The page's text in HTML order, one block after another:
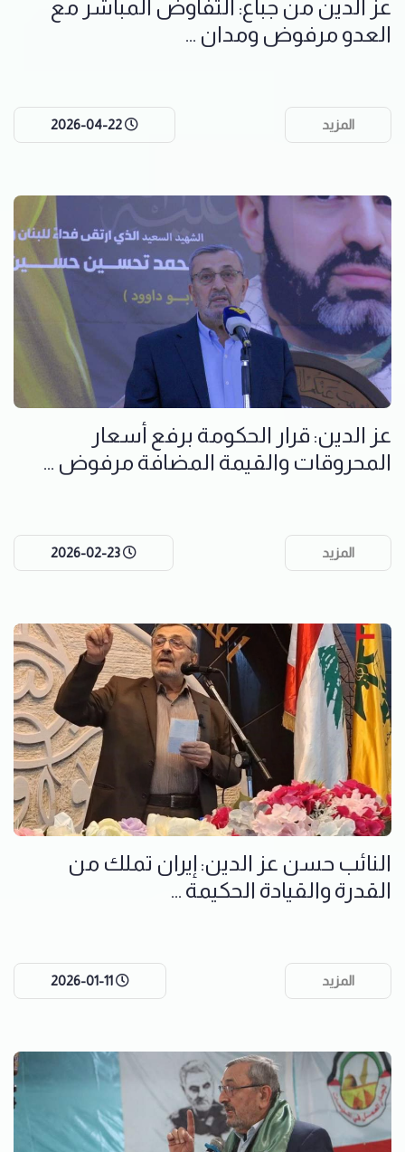
عز الدين من جباع: التفاوض المباشر مع
العدو مرفوض ومدان ...
المزيد
عز الدين: قرار الحكومة برفع أسعار
المحروقات والقيمة المضافة مرفوض ...
المزيد
النائب حسن عز الدين: إيران تملك من
القدرة والقيادة الحكيمة ...
المزيد